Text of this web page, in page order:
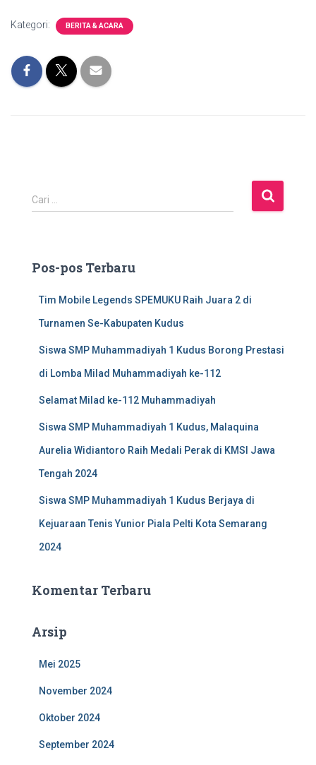
Kategori: BERITA & ACARA
C
a
n
Cari …
Pos-pos Terbaru
Tim Mobile Legends SPEMUKU Raih Juara 2 di
Turnamen Se-Kabupaten Kudus
Siswa SMP Muhammadiyah 1 Kudus Borong Prestasi
di Lomba Milad Muhammadiyah ke-112
Selamat Milad ke-112 Muhammadiyah
Siswa SMP Muhammadiyah 1 Kudus, Malaquina
Aurelia Widiantoro Raih Medali Perak di KMSI Jawa
Tengah 2024
Siswa SMP Muhammadiyah 1 Kudus Berjaya di
Kejuaraan Tenis Yunior Piala Pelti Kota Semarang
2024
Komentar Terbaru
Arsip
Mei 2025
November 2024
Oktober 2024
September 2024